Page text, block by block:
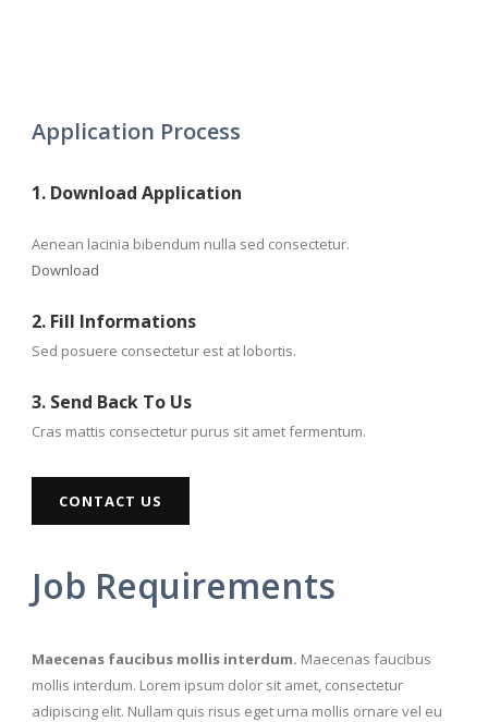
Application Process
1. Download Application
Aenean lacinia bibendum nulla sed consectetur.
Download
2. Fill Informations
Sed posuere consectetur est at lobortis.
3. Send Back To Us
Cras mattis consectetur purus sit amet fermentum.
CONTACT US
Job Requirements
Maecenas faucibus mollis interdum. Maecenas faucibus
mollis interdum. Lorem ipsum dolor sit amet, consectetur
adipiscing elit. Nullam quis risus eget urna mollis ornare vel eu